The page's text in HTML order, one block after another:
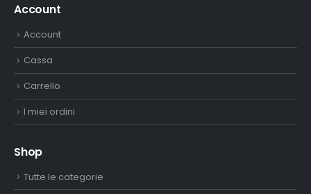
Account
Account
Cassa
Carrello
I miei ordini
Shop
Tutte le categorie